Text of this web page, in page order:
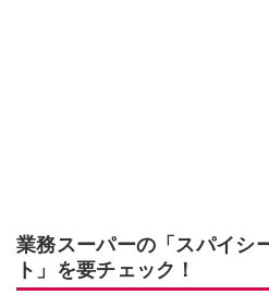
業務スーパーの「スパイシ
ト」を要チェック！